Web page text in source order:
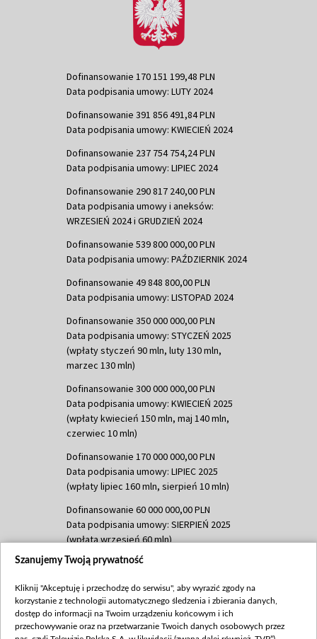
Dofinansowanie 170 151 199,48 PLN
Data podpisania umowy: LUTY 2024
Dofinansowanie 391 856 491,84 PLN
Data podpisania umowy: KWIECIEŃ 2024
Dofinansowanie 237 754 754,24 PLN
Data podpisania umowy: LIPIEC 2024
Dofinansowanie 290 817 240,00 PLN
Data podpisania umowy i aneksów:
WRZESIEŃ 2024 i GRUDZIEŃ 2024
Dofinansowanie 539 800 000,00 PLN
Data podpisania umowy: PAŹDZIERNIK 2024
Dofinansowanie 49 848 800,00 PLN
Data podpisania umowy: LISTOPAD 2024
Dofinansowanie 350 000 000,00 PLN
Data podpisania umowy: STYCZEŃ 2025
(wpłaty styczeń 90 mln, luty 130 mln,
marzec 130 mln)
Dofinansowanie 300 000 000,00 PLN
Data podpisania umowy: KWIECIEŃ 2025
(wpłaty kwiecień 150 mln, maj 140 mln,
czerwiec 10 mln)
Dofinansowanie 170 000 000,00 PLN
Data podpisania umowy: LIPIEC 2025
(wpłaty lipiec 160 mln, sierpień 10 mln)
Dofinansowanie 60 000 000,00 PLN
Data podpisania umowy: SIERPIEŃ 2025
(wpłata wrzesień 60 mln)
Dofinansowanie 635 783 051,21 PLN
(wpłata wrzesień 100 mln, październik 350
mln, listopad 265 mln)
Dofinansowanie 48 862 000,00 PLN
Szanujemy Twoją prywatność
Kliknij "Akceptuję i przechodzę do serwisu", aby wyrazić zgody na
korzystanie z technologii automatycznego śledzenia i zbierania danych,
dostęp do informacji na Twoim urządzeniu końcowym i ich
przechowywanie oraz na przetwarzanie Twoich danych osobowych przez